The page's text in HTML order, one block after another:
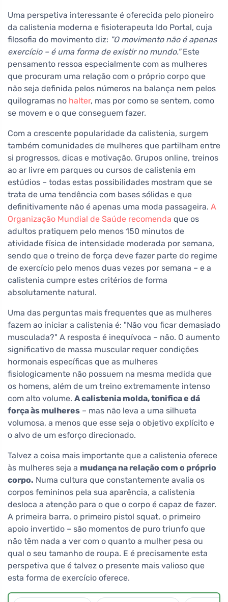
Uma perspetiva interessante é oferecida pelo pioneiro
da calistenia moderna e fisioterapeuta Ido Portal, cuja
filosofia do movimento diz: "O movimento não é apenas
exercício – é uma forma de existir no mundo."Este
pensamento ressoa especialmente com as mulheres
que procuram uma relação com o próprio corpo que
não seja definida pelos números na balança nem pelos
quilogramas no halter, mas por como se sentem, como
se movem e o que conseguem fazer.
Com a crescente popularidade da calistenia, surgem
também comunidades de mulheres que partilham entre
si progressos, dicas e motivação. Grupos online, treinos
ao ar livre em parques ou cursos de calistenia em
estúdios – todas estas possibilidades mostram que se
trata de uma tendência com bases sólidas e que
definitivamente não é apenas uma moda passageira. A
Organização Mundial de Saúde recomenda que os
adultos pratiquem pelo menos 150 minutos de
atividade física de intensidade moderada por semana,
sendo que o treino de força deve fazer parte do regime
de exercício pelo menos duas vezes por semana – e a
calistenia cumpre estes critérios de forma
absolutamente natural.
Uma das perguntas mais frequentes que as mulheres
fazem ao iniciar a calistenia é: "Não vou ficar demasiado
musculada?" A resposta é inequívoca – não. O aumento
significativo de massa muscular requer condições
hormonais específicas que as mulheres
fisiologicamente não possuem na mesma medida que
os homens, além de um treino extremamente intenso
com alto volume. A calistenia molda, tonifica e dá
força às mulheres – mas não leva a uma silhueta
volumosa, a menos que esse seja o objetivo explícito e
o alvo de um esforço direcionado.
Talvez a coisa mais importante que a calistenia oferece
às mulheres seja a mudança na relação com o próprio
corpo. Numa cultura que constantemente avalia os
corpos femininos pela sua aparência, a calistenia
desloca a atenção para o que o corpo é capaz de fazer.
A primeira barra, o primeiro pistol squat, o primeiro
apoio invertido – são momentos de puro triunfo que
não têm nada a ver com o quanto a mulher pesa ou
qual o seu tamanho de roupa. E é precisamente esta
perspetiva que é talvez o presente mais valioso que
esta forma de exercício oferece.